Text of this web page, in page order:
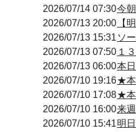
2026/07/14 07:30今
2026/07/13 20:00 【
2026/07/13 15:31 ソ
2026/07/13 07:50 １
2026/07/13 06:00本
2026/07/10 19:16★本
2026/07/10 17:08★本
2026/07/10 16:00来
2026/07/10 15:41明